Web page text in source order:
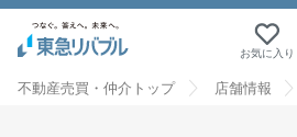
お気に入り
不動産売買・仲介トップ 店舗情報